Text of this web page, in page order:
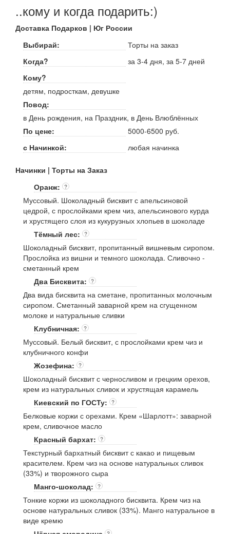
..кому и когда подарить:)
Доставка Подарков | Юг России
Выбирай:
Торты на заказ
Когда?
за 3-4 дня, за 5-7 дней
Кому?
детям, подросткам, девушке
Повод:
в День рождения, на Праздник, в День Влюблённых
По цене:
5000-6500 руб.
с Начинкой:
любая начинка
Начинки | Торты на Заказ
Оранж:
?
Муссовый. Шоколадный бисквит с апельсиновой
цедрой, с прослойками крем чиз, апельсинового курда
и хрустящего слоя из кукурузных хлопьев в шоколаде
Тёмный лес:
?
Шоколадный бисквит, пропитанный вишневым сиропом.
Прослойка из вишни и темного шоколада. Сливочно -
сметанный крем
Два Бисквита:
?
Два вида бисквита на сметане, пропитанных молочным
сиропом. Сметанный заварной крем на сгущенном
молоке и натуральные сливки
Клубничная:
?
Муссовый. Белый бисквит, с прослойками крем чиз и
клубничного конфи
Жозефина:
?
Шоколадный бисквит с черносливом и грецким орехов,
крем из натуральных сливок и хрустящая карамель
Киевский по ГОСТу:
?
Белковые коржи с орехами. Крем «Шарлотт»: заварной
крем, сливочное масло
Красный бархат:
?
Текстурный бархатный бисквит с какао и пищевым
красителем. Крем чиз на основе натуральных сливок
(33%) и творожного сыра
Манго-шоколад:
?
Тонкие коржи из шоколадного бисквита. Крем чиз на
основе натуральных сливок (33%). Манго натуральное в
виде кремю